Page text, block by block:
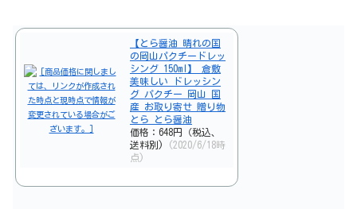
【とら醤油 晴れの国
の岡山パクチードレッ
シング 150ml】 倉敷
美味しい ドレッシン
グ パクチー 岡山 国
産 お取り寄せ 贈り物
とら とら醤油
価格：648円（税込、
送料別)
(2020/6/18時
点)